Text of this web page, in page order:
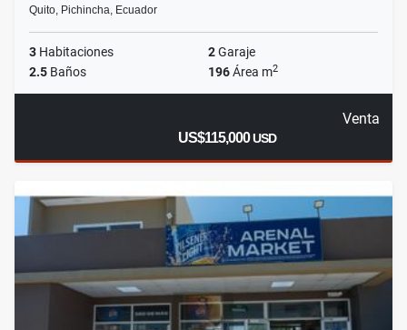
Quito, Pichincha, Ecuador
3 Habitaciones 2Garaje
2.5 Baños 196Área m2
Venta
US$115,000USD